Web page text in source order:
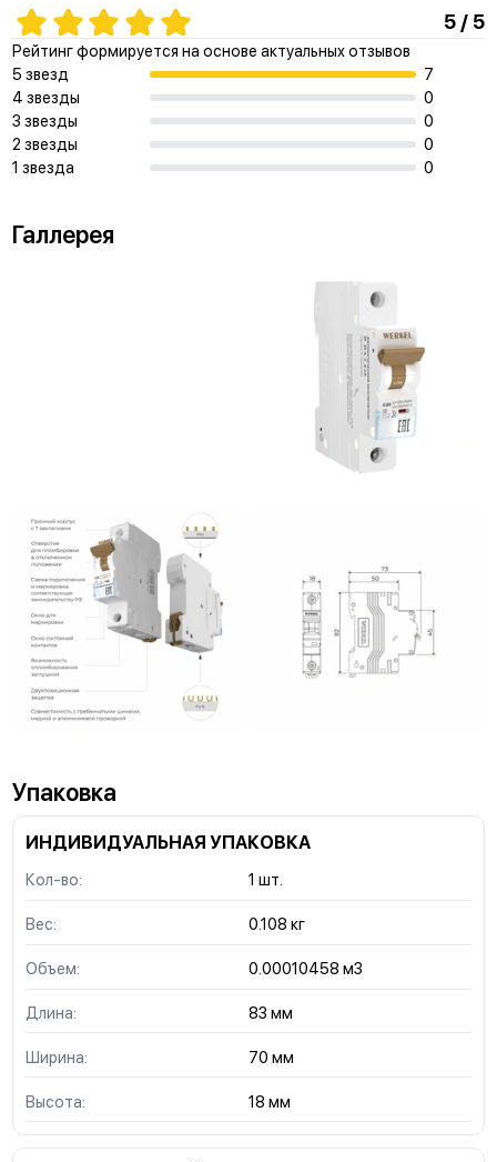
5 / 5
Рейтинг формируется на основе актуальных отзывов
5 звезд
7
4 звезды
0
3 звезды
0
2 звезды
0
1 звезда
0
Галлерея
Упаковка
ИНДИВИДУАЛЬНАЯ УПАКОВКА
Кол-во: 1 шт.
Вес: 0.108 кг
Объем: 0.00010458 м3
Длина: 83 мм
Ширина: 70 мм
Высота: 18 мм